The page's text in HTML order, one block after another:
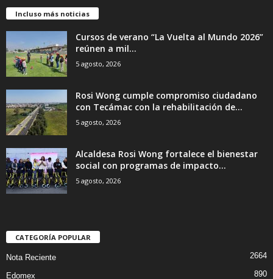
Incluso más noticias
Cursos de verano “La Vuelta al Mundo 2026”
reúnen a mil...
5 agosto, 2026
Rosi Wong cumple compromiso ciudadano
con Tecámac con la rehabilitación de...
5 agosto, 2026
Alcaldesa Rosi Wong fortalece el bienestar
social con programas de impacto...
5 agosto, 2026
CATEGORÍA POPULAR
Nota Reciente 2664
Edomex 890